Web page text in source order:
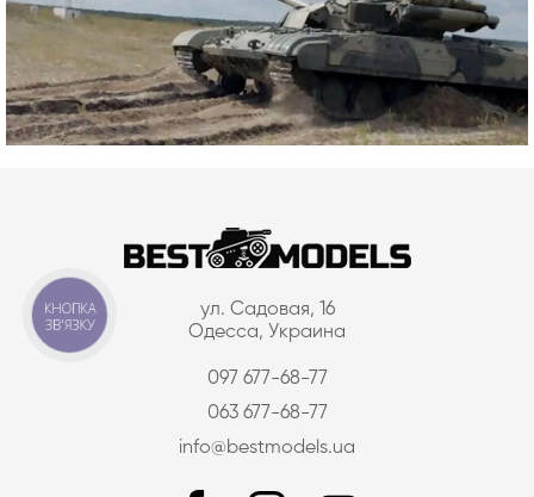
ул. Садовая, 16
Одесса, Украина
097 677-68-77
063 677-68-77
info@bestmodels.ua
КНОПКА
ЗВ'ЯЗКУ